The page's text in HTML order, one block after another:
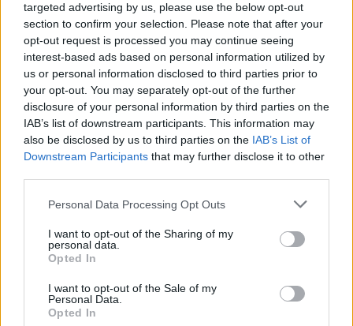
targeted advertising by us, please use the below opt-out
section to confirm your selection. Please note that after your
opt-out request is processed you may continue seeing
interest-based ads based on personal information utilized by
us or personal information disclosed to third parties prior to
your opt-out. You may separately opt-out of the further
disclosure of your personal information by third parties on the
IAB’s list of downstream participants. This information may
also be disclosed by us to third parties on the IAB’s List of
Downstream Participants that may further disclose it to other
Personal Data Processing Opt Outs
I want to opt-out of the Sharing of my
personal data.
Opted In
I want to opt-out of the Sale of my
Personal Data.
Opted In
2026. augusztus 07., péntek
Ismét jegyezhetők a Fidelis
államkötvények, akár 7,5
százalékos kamattal